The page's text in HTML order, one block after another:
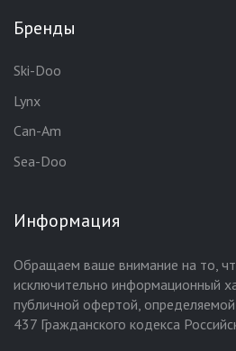
Бренды
Ski-Doo
Lynx
Can-Am
Sea-Doo
Информация
Обращаем ваше внимание на то,
исключительно информационный
публичной офертой,
437 Гражданского кодекса